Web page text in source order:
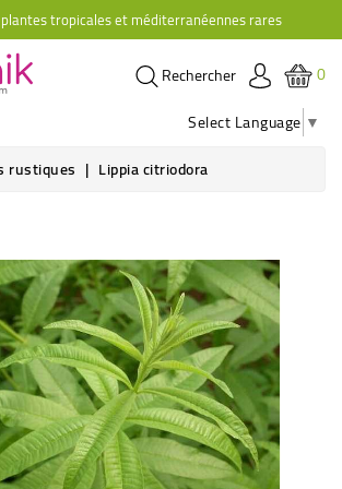
tropicales et méditerranéennes rares
0
Rechercher
Select Language ▼
rustiques Lippia citriodora